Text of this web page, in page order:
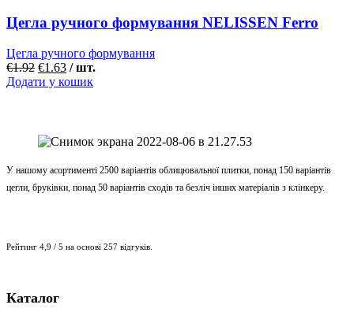
Цегла ручного формування NELISSEN Ferro
Цегла ручного формування
€1.92 €1.63 / шт.
Додати у кошик
У нашому асортименті 2500 варіантів облицювальної плитки, понад 150 варіантів
цегли, бруківки, понад 50 варіантів сходів та безліч інших матеріалів з клінкеру.
Рейтинг 4,9 / 5 на основі 257 відгуків.
Каталог